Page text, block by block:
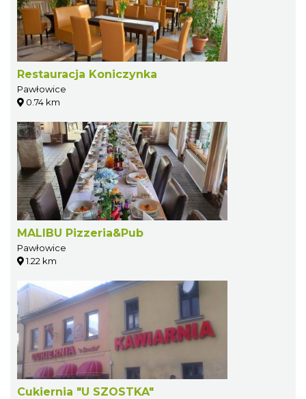
Restauracja Koniczynka
Pawłowice
0.74 km
MALIBU Pizzeria&Pub
Pawłowice
1.22 km
Cukiernia "U SZOSTKA"